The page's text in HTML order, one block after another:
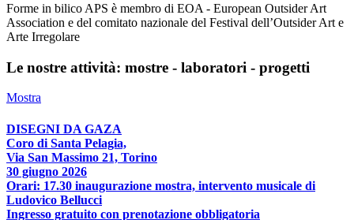
Forme in bilico APS è membro di EOA - European Outsider Art
Association e del comitato nazionale del Festival dell’Outsider Art e
Arte Irregolare
Le nostre attività: mostre - laboratori - progetti
Mostra
DISEGNI DA GAZA
Coro di Santa Pelagia,
Via San Massimo 21, Torino
30 giugno 2026
Orari: 17.30 inaugurazione mostra, intervento musicale di
Ludovico Bellucci
Ingresso gratuito con prenotazione obbligatoria